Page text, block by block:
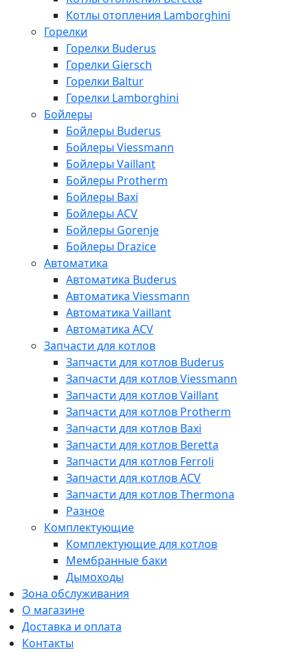
Котлы отопления Lamborghini
Горелки
Горелки Buderus
Горелки Giersch
Горелки Baltur
Горелки Lamborghini
Бойлеры
Бойлеры Buderus
Бойлеры Viessmann
Бойлеры Vaillant
Бойлеры Protherm
Бойлеры Baxi
Бойлеры ACV
Бойлеры Gorenje
Бойлеры Drazice
Автоматика
Автоматика Buderus
Автоматика Viessmann
Автоматика Vaillant
Автоматика ACV
Запчасти для котлов
Запчасти для котлов Buderus
Запчасти для котлов Viessmann
Запчасти для котлов Vaillant
Запчасти для котлов Protherm
Запчасти для котлов Baxi
Запчасти для котлов Beretta
Запчасти для котлов Ferroli
Запчасти для котлов ACV
Запчасти для котлов Thermona
Разное
Комплектующие
Комплектующие для котлов
Мембранные баки
Дымоходы
Зона обслуживания
О магазине
Доставка и оплата
Контакты